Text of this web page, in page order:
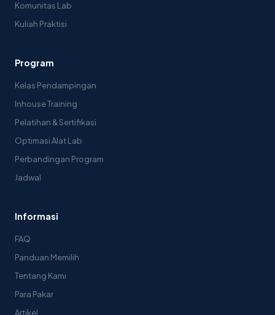
Komunitas Lab
Kuliah Praktisi
Program
Kelas Pendampingan
Inhouse Training
Pelatihan & Sertifikasi
Optimasi Alat Lab
Perbandingan Program
Jadwal
Informasi
FAQ
Panduan Memilih
Tentang Kami
Para Pakar
Artikel